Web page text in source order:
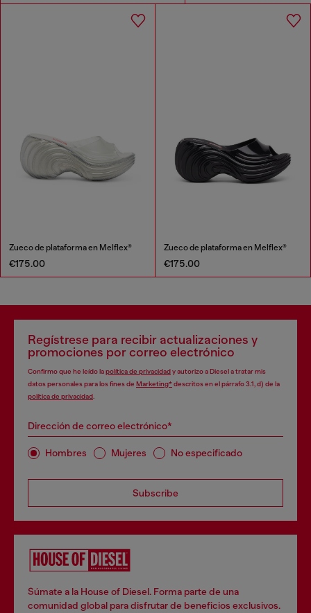
Zueco de plataforma en Melflex®
€175.00
Zueco de plataforma en Melflex®
€175.00
Regístrese para recibir actualizaciones y
promociones por correo electrónico
Confirmo que he leído lapolítica de privacidady autorizo a Diesel a tratar mis
datos personales para los fines de Marketing*descritos en el párrafo 3.1, d) de la
política de privacidad
Dirección de correo electrónico*
Hombres Mujeres No especificado
Subscribe
Súmate a la House of Diesel. Forma parte de una
comunidad global para disfrutar de beneficios exclusivos.